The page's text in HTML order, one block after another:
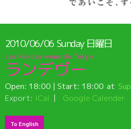
2010/06/06 Sunday 日曜日
Les Rendez-vous de Tokyo
ランデヴー
Open: 18:00 | Start: 18:00
Export: iCal Google Calender
To English